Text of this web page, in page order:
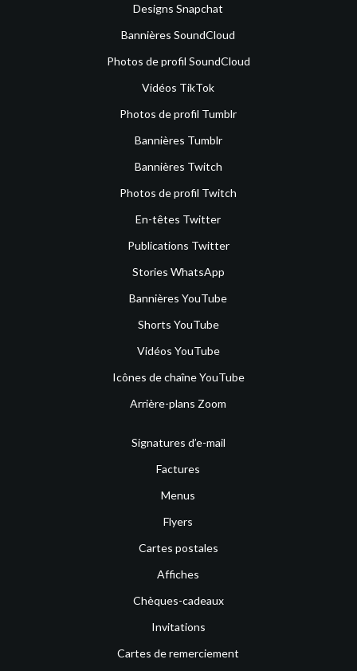
Designs Snapchat
Bannières SoundCloud
Photos de profil SoundCloud
Vidéos TikTok
Photos de profil Tumblr
Bannières Tumblr
Bannières Twitch
Photos de profil Twitch
En-têtes Twitter
Publications Twitter
Stories WhatsApp
Bannières YouTube
Shorts YouTube
Vidéos YouTube
Icônes de chaîne YouTube
Arrière-plans Zoom
Signatures d’e-mail
Factures
Menus
Flyers
Cartes postales
Affiches
Chèques-cadeaux
Invitations
Cartes de remerciement